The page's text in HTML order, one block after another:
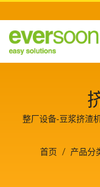
整厂设备-豆浆挤渣
与技术开发的领导
腐美食的关键技术
首页 / 产品分